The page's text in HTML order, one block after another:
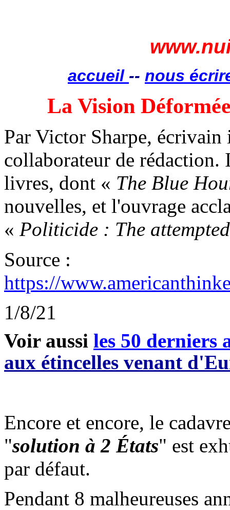
accueil -- nous
La Vision
Par Victor Sharpe,
collaborateur de rédaction.
livres, dont « The Blue
nouvelles, et l'ouvrage
« Politicide : The attempted
Source :
https://
1/8/21
Voir aussi les 50 derniers
aux étincelles venant
Encore et encore, le
"solution à 2 États" est
par défaut.
Pendant 8 malheureuses